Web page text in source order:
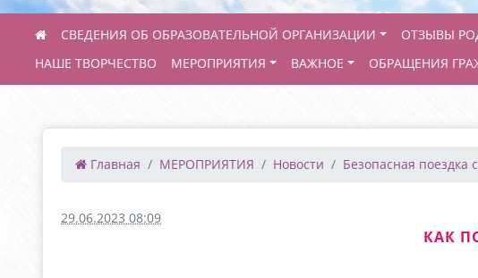
СВЕДЕНИЯ ОБ ОБРАЗОВАТЕЛЬНОЙ ОРГАНИЗАЦИИ ОТЗЫВЫ
НАШЕ ТВОРЧЕСТВО
МЕРОПРИЯТИЯ ВАЖНОЕ ОБРАЩЕНИЯ
Главная МЕРОПРИЯТИЯ Новости Безопасная поездка
29.06.2023 08:09
КАК